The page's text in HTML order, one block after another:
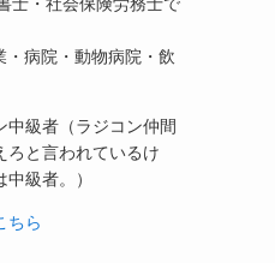
・病院・動物病院・飲
中級者（ラジコン仲間
ろと言われているけ
級者。）
ちら